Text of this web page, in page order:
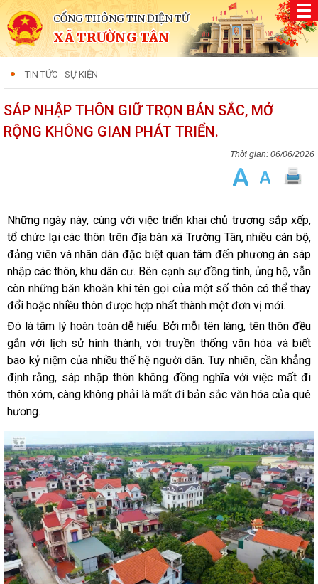
CỔNG THÔNG TIN ĐIỆN TỬ
XÃ TRƯỜNG TÂN
TIN TỨC - SỰ KIỆN
SÁP NHẬP THÔN GIỮ TRỌN BẢN SẮC, MỞ
RỘNG KHÔNG GIAN PHÁT TRIỂN.
06/06/2026
Những ngày này, cùng với việc triển khai chủ trương sắp xếp,
tổ chức lại các thôn trên địa bàn xã Trường Tân, nhiều cán bộ,
đảng viên và nhân dân đặc biệt quan tâm đến phương án sáp
nhập các thôn, khu dân cư. Bên cạnh sự đồng tình, ủng hộ, vẫn
còn những băn khoăn khi tên gọi của một số thôn có thể thay
đổi hoặc nhiều thôn được hợp nhất thành một đơn vị mới.
Đó là tâm lý hoàn toàn dễ hiểu. Bởi mỗi tên làng, tên thôn đều
gắn với lịch sử hình thành, với truyền thống văn hóa và biết
bao kỷ niệm của nhiều thế hệ người dân. Tuy nhiên, cần khẳng
định rằng, sáp nhập thôn không đồng nghĩa với việc mất đi
thôn xóm, càng không phải là mất đi bản sắc văn hóa của quê
hương.